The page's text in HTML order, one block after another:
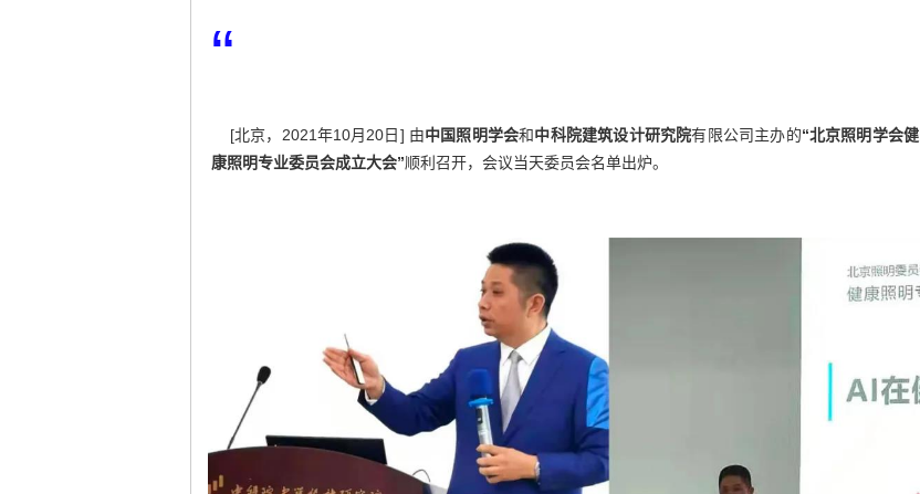
“
[北京，2021年10月20日] 由中国照明学会和中科院建筑设计研究院有限公司主办的“北京照明学会健
康照明专业委员会成立大会”顺利召开，会议当天委员会名单出炉。